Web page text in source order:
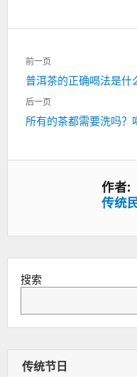
文
章
导
航
前一页
上
一
普洱茶的正确喝法是什
后一页
下
所有的茶都需要洗吗？
作者:
传统
搜索
传统节日